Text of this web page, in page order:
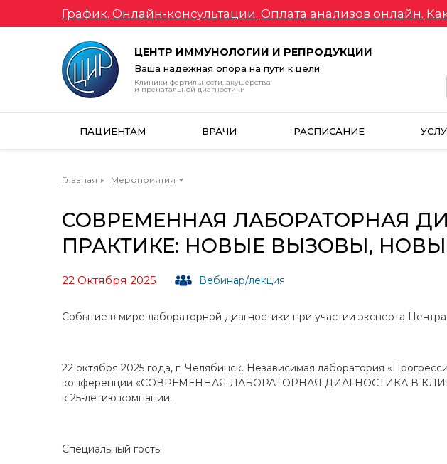
График. Онлайн-консультации. Оплата анализов онлайн.
ЦЕНТР ИММУНОЛОГИИ И РЕПРОДУКЦИИ
Ваша надежная опора на пути к цели
Клиники фертильности, акушерства
и пренатальной диагностики
ПАЦИЕНТАМ ВРАЧИ РАСПИСАНИЕ
Главная Мероприятия
СОВРЕМЕННАЯ ЛАБОРАТОРНАЯ
ПРАКТИКЕ: НОВЫЕ ВЫЗОВЫ,
22 Октября 2025 Вебинар/лекция
Событие в мире лабораторной диагностики при участии эксперта
22 октября 2025 года, г. Челябинск. Независимая лаборатория
конференции «СОВРЕМЕННАЯ ЛАБОРАТОРНАЯ ДИАГНОСТИКА В
к 25-летию компании.
Специальный гость: